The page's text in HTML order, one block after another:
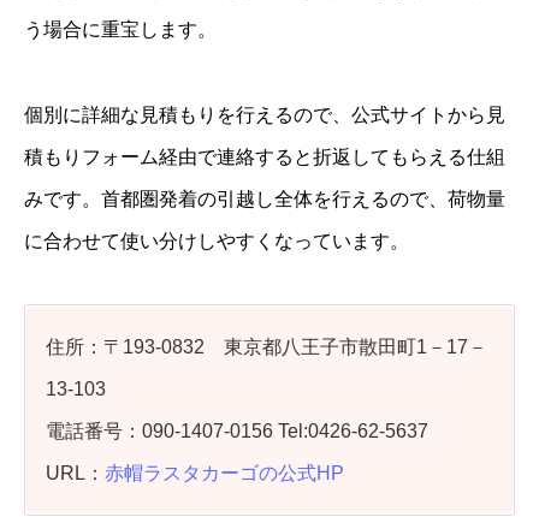
う場合に重宝します。
個別に詳細な見積もりを行えるので、公式サイトから見
積もりフォーム経由で連絡すると折返してもらえる仕組
みです。首都圏発着の引越し全体を行えるので、荷物量
に合わせて使い分けしやすくなっています。
住所：〒193‐0832 東京都八王子市散田町1－17－
13‐103
電話番号：090-1407-0156 Tel:0426-62-5637
URL： 赤帽ラスタカーゴの公式HP